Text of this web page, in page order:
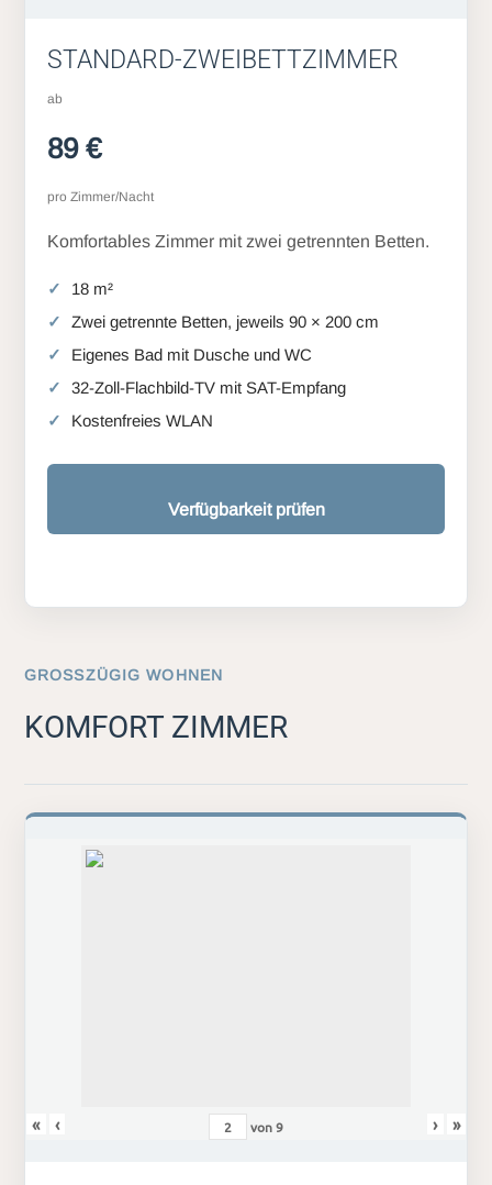
STANDARD-ZWEIBETTZIMMER
ab
89 €
pro Zimmer/Nacht
Komfortables Zimmer mit zwei getrennten Betten.
18 m²
Zwei getrennte Betten, jeweils 90 × 200 cm
Eigenes Bad mit Dusche und WC
32-Zoll-Flachbild-TV mit SAT-Empfang
Kostenfreies WLAN
Verfügbarkeit prüfen
GROSSZÜGIG WOHNEN
KOMFORT ZIMMER
« ‹ von9 › »